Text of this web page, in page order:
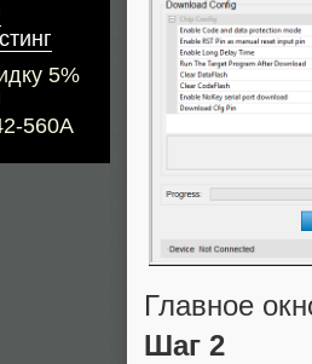
5%
560A
Главное
Шаг 2